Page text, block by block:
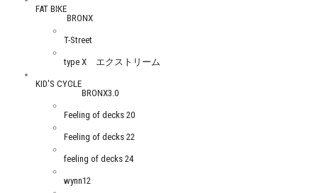
FAT BIKE
BRONX
T-Street
type X エクストリーム
KID'S CYCLE
BRONX3.0
Feeling of decks 20
Feeling of decks 22
feeling of decks 24
wynn12